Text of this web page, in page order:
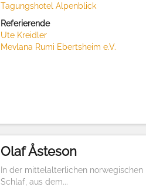
Tagungshotel Alpenblick
Referierende
Ute Kreidler
Mevlana Rumi Ebertsheim e.V.
Olaf Åsteson
In der mittelalterlichen
Schlaf, aus dem...